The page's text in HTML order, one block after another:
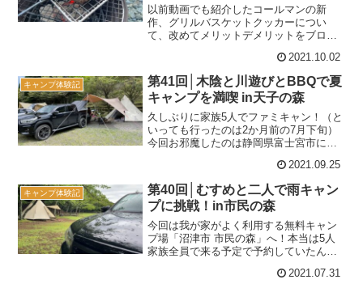
以前動画でも紹介したコールマンの新
作、グリルバスケットクッカーについ
て、改めてメリットデメリットをブログ
た様子はこちら↓コールマンの新作 グリ
ルバスケットクッカーとは 引用元：コー
ルマン(Coleman)...
2021.10.02
キャンプ体験記
第41回│木陰と川遊びとBBQで夏
キャンプを満喫 in天子の森
久しぶりに家族5人でファミキャン！（と
いっても行ったのは2か月前の7月下旬）
今回お邪魔したのは静岡県富士宮市にあ
の森オートキャンプ場 公式WEBサイト
東名富士ICから北上し、白糸の滝･田貫湖
方面を目指し...
2021.09.25
キャンプ体験記
第40回│むすめと二人で雨キャン
プに挑戦！in市民の森
今回は我が家がよく利用する無料キャン
プ場「沼津市 市民の森」へ！本当は5人
家族全員で来る予定で予約していたんだ
ンセルしようか迷ったけど、よく考えた
2021.07.31